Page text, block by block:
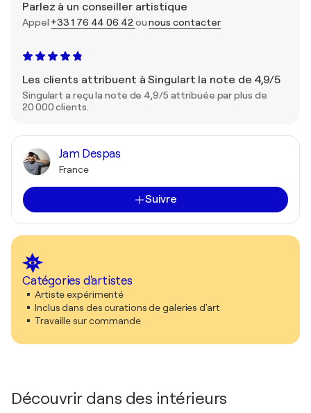
Parlez à un conseiller artistique
Appel +33 1 76 44 06 42 ounous contacter
Les clients attribuent à Singulart la note de 4,9/5
Singulart a reçu la note de 4,9/5 attribuée par plus de
20 000 clients.
Jam Despas
France
Suivre
Catégories d'artistes
Artiste expérimenté
Inclus dans des curations de galeries d'art
Travaille sur commande
Découvrir dans des intérieurs